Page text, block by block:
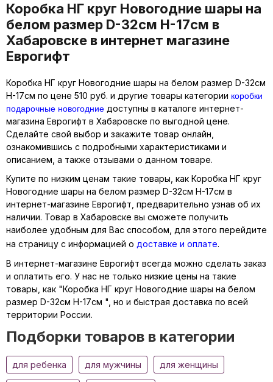
Коробка НГ круг Новогодние шары на
белом размер D-32см Н-17см в
Хабаровске в интернет магазине
Еврогифт
Коробка НГ круг Новогодние шары на белом размер D-32см
Н-17см по цене 510 руб. и другие товары категории коробки
подарочные новогодние доступны в каталоге интернет-
магазина Еврогифт в Хабаровске по выгодной цене.
Сделайте свой выбор и закажите товар онлайн,
ознакомившись с подробными характеристиками и
описанием, а также отзывами о данном товаре.
Купите по низким ценам такие товары, как Коробка НГ круг
Новогодние шары на белом размер D-32см Н-17см в
интернет-магазине Еврогифт, предварительно узнав об их
наличии. Товар в Хабаровске вы сможете получить
наиболее удобным для Вас способом, для этого перейдите
на страницу с информацией о доставке и оплате.
В интернет-магазине Еврогифт всегда можно сделать заказ
и оплатить его. У нас не только низкие цены на такие
товары, как "Коробка НГ круг Новогодние шары на белом
размер D-32см Н-17см ", но и быстрая доставка по всей
территории России.
Подборки товаров в категории
для ребенка для мужчины для женщины